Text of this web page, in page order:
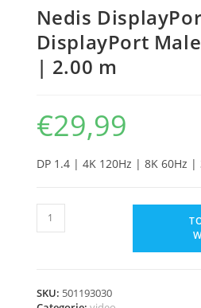
Nedis
DisplayPort
| 2.00 m
€29,99
DP 1.4 | 4K 120Hz | 8K 60Hz |
SKU: 501193030